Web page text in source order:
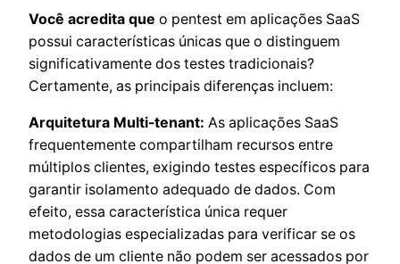
Você acredita que o pentest em aplicações SaaS
possui características únicas que o distinguem
significativamente dos testes tradicionais?
Certamente, as principais diferenças incluem:
Arquitetura Multi-tenant: As aplicações SaaS
frequentemente compartilham recursos entre
múltiplos clientes, exigindo testes específicos para
garantir isolamento adequado de dados. Com
efeito, essa característica única requer
metodologias especializadas para verificar se os
dados de um cliente não podem ser acessados por